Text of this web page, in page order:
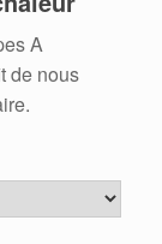
A
de nous